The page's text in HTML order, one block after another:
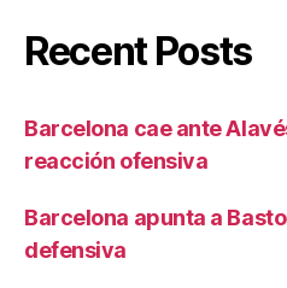
Recent Posts
Barcelona cae ante
reacción ofensiva
Barcelona apunta a
defensiva